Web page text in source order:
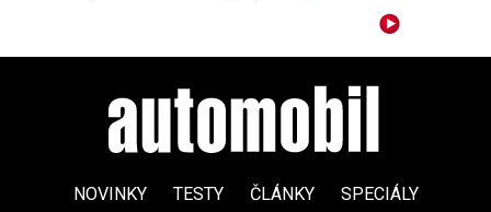
NOVINKY TESTY ČLÁNKY SPECIÁLY